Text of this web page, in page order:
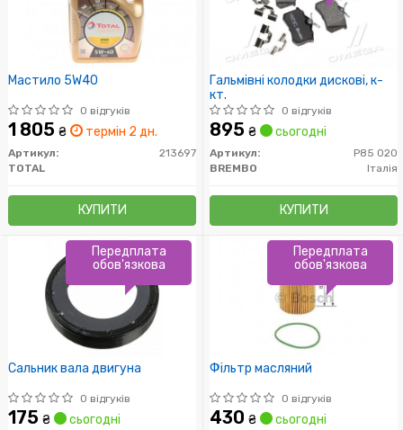
Мастило 5W40
0 відгуків
1 805 ₴ термін 2 дн.
Артикул:
213697
TOTAL
КУПИТИ
Гальмівні колодки дискові, к-
кт.
0 відгуків
895 ₴ сьогодні
Артикул:
P85 020
BREMBO
Італія
КУПИТИ
Сальник вала двигуна
0 відгуків
175 ₴ сьогодні
Передплата
обов'язкова
Фільтр масляний
0 відгуків
430 ₴ сьогодні
Передплата
обов'язкова